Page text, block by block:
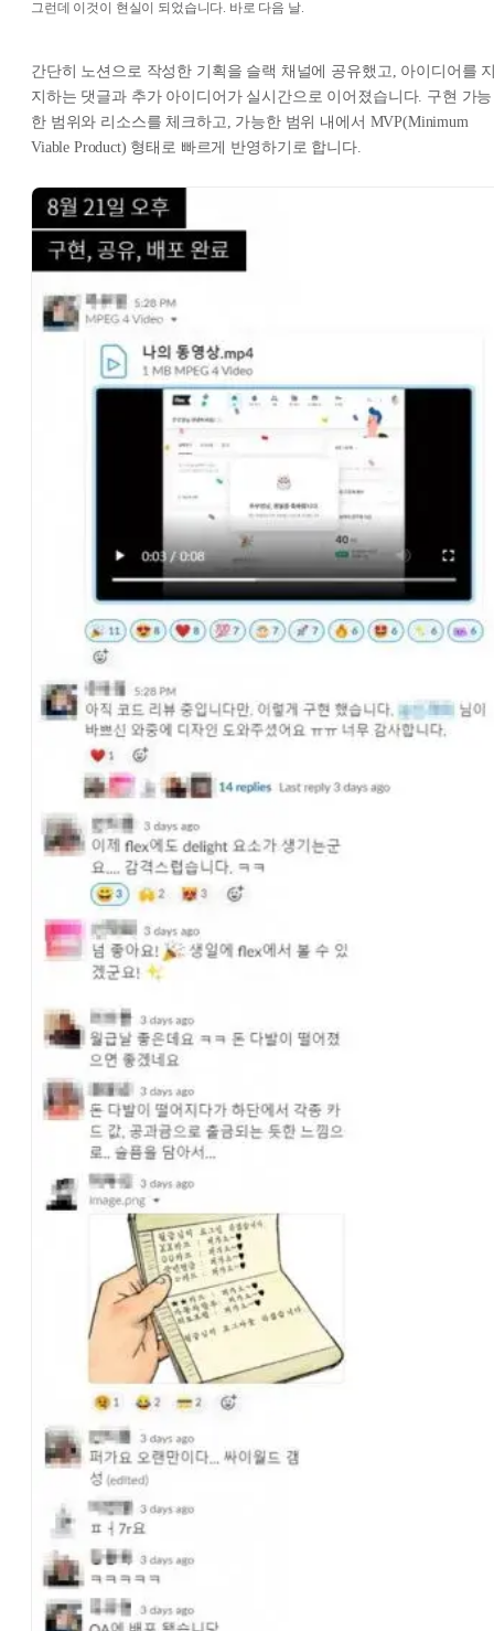
그런데 이것이 현실이 되었습니다. 바로 다음 날.
간단히 노션으로 작성한 기획을 슬랙 채널에 공유했고, 아이디어를
지하는 댓글과 추가 아이디어가 실시간으로 이어졌습니다. 구현 가능
한 범위와 리소스를 체크하고, 가능한 범위 내에서 MVP(Minimum
Viable Product) 형태로 빠르게 반영하기로 합니다.